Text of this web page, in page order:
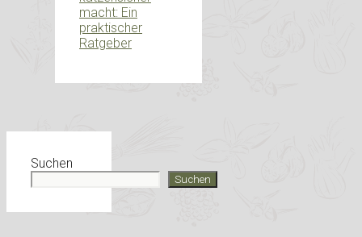
macht: Ein
praktischer
Ratgeber
Suchen
Suchen